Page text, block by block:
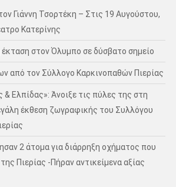
Γιάννη Τσορτέκη – Στις 19 Αυγούστου,
Κατερίνης
στον Όλυμπο σε δύσβατο σημείο
από τον Σύλλογο Καρκινοπαθών Πιερίας
& Ελπίδας»: Άνοιξε τις πύλες της στη
έκθεση ζωγραφικής του Συλλόγου
2 άτομα για διάρρηξη οχήματος που
Πιερίας -Πήραν αντικείμενα αξίας